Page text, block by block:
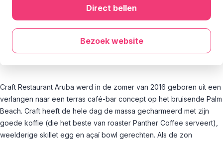
Craft Restaurant Aruba werd in de zomer van 2016 geboren uit een
verlangen naar een terras café-bar concept op het bruisende Palm
Beach. Craft heeft de hele dag de massa gecharmeerd met zijn
goede koffie (die het beste van roaster Panther Coffee serveert),
weelderige skillet egg en açaí bowl gerechten. Als de zon
Direct bellen
Bezoek website